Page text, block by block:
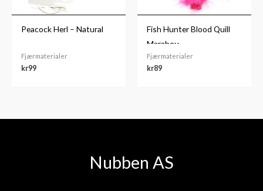
Peacock Herl – Natural
Fjærmaterialer
kr99
Fish Hunter Blood Quill
Marabou
Fjærmaterialer
kr89
Nubben AS